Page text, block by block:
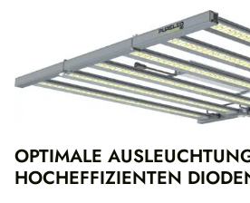
OPTIMALE
HOCHEFFIZIENTEN